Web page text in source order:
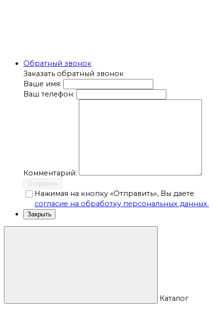
Обратный звонок
Заказать обратный звонок
Ваше имя:
Ваш телефон:
Комментарий:
Отправить
Нажимая на кнопку «Отправить», Вы даете
согласие на обработку персональных данных.
Закрыть
Каталог